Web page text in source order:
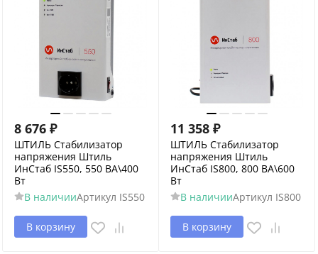
8 676 ₽
ШТИЛЬ Стабилизатор
напряжения Штиль
ИнСтаб IS550, 550 ВА\400
Вт
В наличииАртикул IS550
В корзину
11 358 ₽
ШТИЛЬ Стабилизатор
напряжения Штиль
ИнСтаб IS800, 800 ВА\600
Вт
В наличииАртикул IS800
В корзину